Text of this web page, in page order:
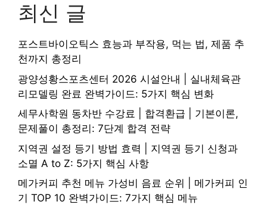
최신 글
포스트바이오틱스 효능과 부작용, 먹는 법, 제품 추
천까지 총정리
광양성황스포츠센터 2026 시설안내 | 실내체육관
리모델링 완료 완벽가이드: 5가지 핵심 변화
세무사학원 동차반 수강료 | 합격환급 | 기본이론,
문제풀이 총정리: 7단계 합격 전략
지역권 설정 등기 방법 효력 | 지역권 등기 신청과
소멸 A to Z: 5가지 핵심 사항
메가커피 추천 메뉴 가성비 음료 순위 | 메가커피 인
기 TOP 10 완벽가이드: 7가지 핵심 메뉴